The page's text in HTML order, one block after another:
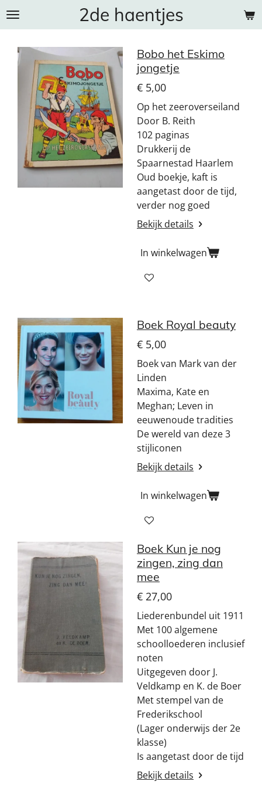
Ga
hoofdinhoud
2de haentjes
Bobo het Eskimo
jongetje
€ 5,00
Op het zeeroverseiland
Door B. Reith
102 paginas
Drukkerij de
Spaarnestad Haarlem
Oud boekje, kaft is
aangetast door de tijd,
verder nog goed
Bekijk details
In winkelwagen
Boek Royal beauty
€ 5,00
Boek van Mark van der
Linden
Maxima, Kate en
Meghan; Leven in
eeuwenoude tradities
De wereld van deze 3
stijliconen
Bekijk details
In winkelwagen
Boek Kun je nog
zingen, zing dan
mee
€ 27,00
Liederenbundel uit 1911
Met 100 algemene
schoolloederen inclusief
noten
Uitgegeven door J.
Veldkamp en K. de Boer
Met stempel van de
Frederikschool
(Lager onderwijs der 2e
klasse)
Is aangetast door de tijd
Bekijk details